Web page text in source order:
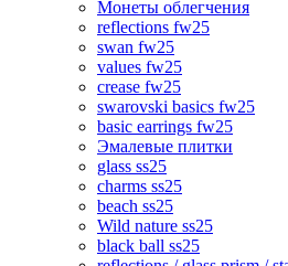
Монеты облегчения
reflections fw25
swan fw25
values fw25
crease fw25
swarovski basics fw25
basic earrings fw25
Эмалевые плитки
glass ss25
charms ss25
beach ss25
Wild nature ss25
black ball ss25